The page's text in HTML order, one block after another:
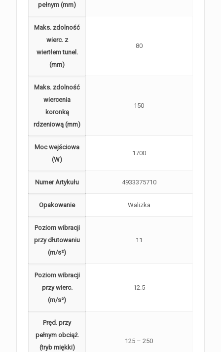
pełnym (mm)
Maks. zdolność
wierc. z
wiertłem tunel.
(mm)
80
Maks. zdolność
wiercenia
koronką
rdzeniową (mm)
150
Moc wejściowa
(W)
1700
Numer Artykułu 4933375710
Opakowanie Walizka
Poziom wibracji
przy dłutowaniu
(m/s²)
11
Poziom wibracji
przy wierc.
(m/s²)
12.5
Pręd. przy
pełnym obciąż.
(tryb miękki)
125 – 250